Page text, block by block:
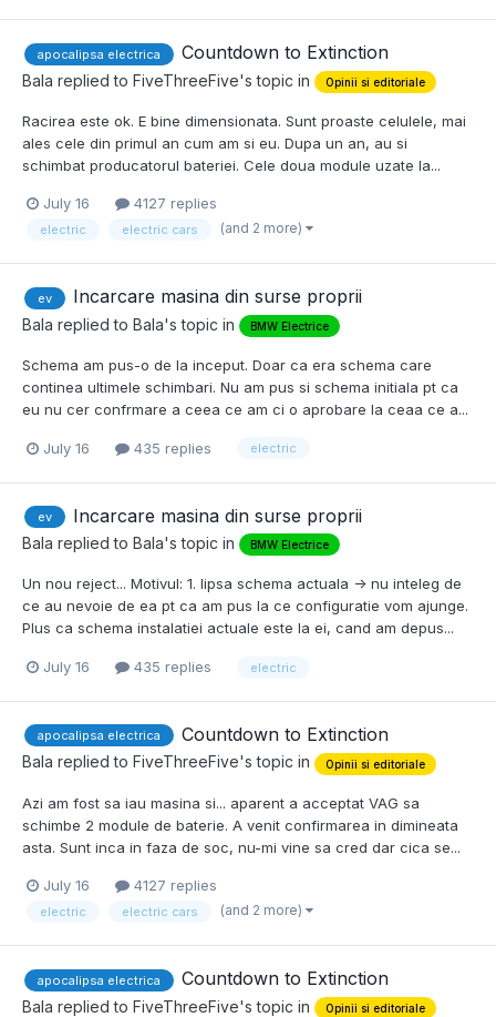
apocalipsa electrica Countdown to Extinction
Bala replied to FiveThreeFive's topic in Opinii si editoriale
Racirea este ok. E bine dimensionata. Sunt proaste celulele, mai
ales cele din primul an cum am si eu. Dupa un an, au si
schimbat producatorul bateriei. Cele doua module uzate la...
July 16 4127 replies
electric electric cars (and 2 more)
ev Incarcare masina din surse proprii
Bala replied to Bala's topic in BMW Electrice
Schema am pus-o de la inceput. Doar ca era schema care
continea ultimele schimbari. Nu am pus si schema initiala pt ca
eu nu cer confrmare a ceea ce am ci o aprobare la ceaa ce a...
July 16 435 replies electric
ev Incarcare masina din surse proprii
Bala replied to Bala's topic in BMW Electrice
Un nou reject... Motivul: 1. lipsa schema actuala -> nu inteleg de
ce au nevoie de ea pt ca am pus la ce configuratie vom ajunge.
Plus ca schema instalatiei actuale este la ei, cand am depus...
July 16 435 replies electric
apocalipsa electrica Countdown to Extinction
Bala replied to FiveThreeFive's topic in Opinii si editoriale
Azi am fost sa iau masina si... aparent a acceptat VAG sa
schimbe 2 module de baterie. A venit confirmarea in dimineata
asta. Sunt inca in faza de soc, nu-mi vine sa cred dar cica se...
July 16 4127 replies
electric electric cars (and 2 more)
apocalipsa electrica Countdown to Extinction
Bala replied to FiveThreeFive's topic in Opinii si editoriale